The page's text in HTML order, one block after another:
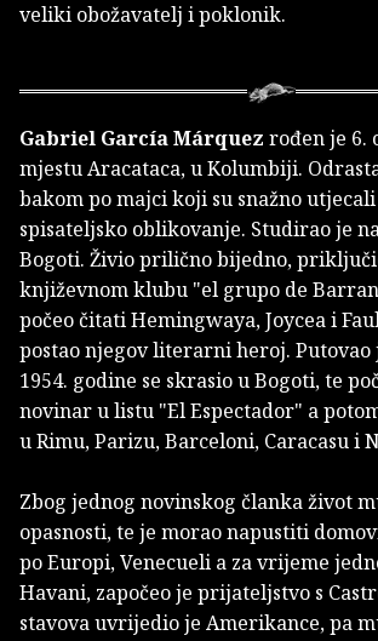
veliki obožavatelj i poklonik.
Gabriel García Márquez rođen je 6.
mjestu Aracataca, u Kolumbiji.
bakom po majci koji su snažno
spisateljsko oblikovanje. Studirao je
Bogoti. Živio prilično bijedno,
književnom klubu "el grupo de
počeo čitati Hemingwaya, Joycea i
postao njegov literarni heroj.
1954. godine se skrasio u Bogoti, te
novinar u listu "El Espectador" a
u Rimu, Parizu, Barceloni, Caracasu i
Zbog jednog novinskog članka život
opasnosti, te je morao napustiti
po Europi, Venecueli a za vrijeme
Havani, započeo je prijateljstvo s
stavova uvrijedio je Amerikance, pa